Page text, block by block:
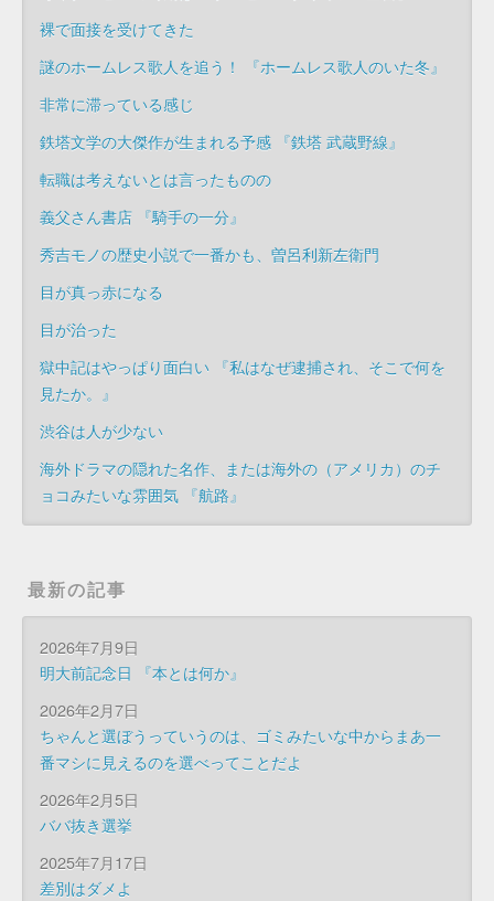
裸で面接を受けてきた
謎のホームレス歌人を追う！ 『ホームレス歌人のいた冬』
非常に滞っている感じ
鉄塔文学の大傑作が生まれる予感 『鉄塔 武蔵野線』
転職は考えないとは言ったものの
義父さん書店 『騎手の一分』
秀吉モノの歴史小説で一番かも、曽呂利新左衛門
目が真っ赤になる
目が治った
獄中記はやっぱり面白い 『私はなぜ逮捕され、そこで何を
見たか。』
渋谷は人が少ない
海外ドラマの隠れた名作、または海外の（アメリカ）のチ
ョコみたいな雰囲気 『航路』
最新の記事
2026年7月9日
明大前記念日 『本とは何か』
2026年2月7日
ちゃんと選ぼうっていうのは、ゴミみたいな中からまあ一
番マシに見えるのを選べってことだよ
2026年2月5日
ババ抜き選挙
2025年7月17日
差別はダメよ